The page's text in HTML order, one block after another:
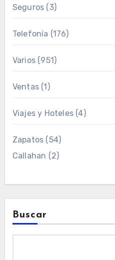
Seguros (3)
Telefonía (176)
Varios(951)
Ventas(1)
Viajes y Hoteles(4)
Zapatos (54)
Callahan (2)
Buscar